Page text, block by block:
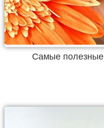
Самые полезные